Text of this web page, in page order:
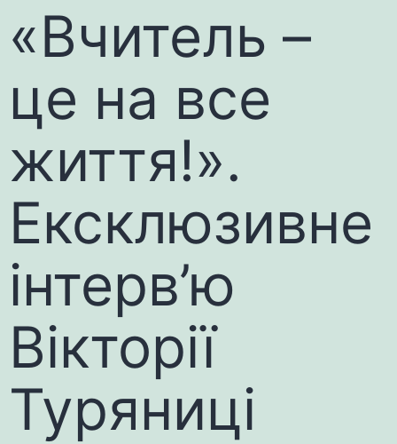
«Вчитель –
це на все
життя!».
Ексклюзивне
інтерв’ю
Вікторії
Туряниці